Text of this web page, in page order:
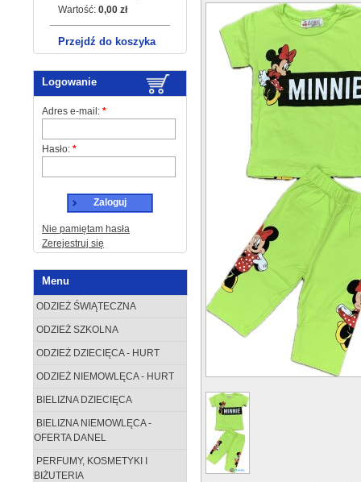
Wartość: 0,00 zł
Przejdź do koszyka
Logowanie
Adres e-mail: *
Hasło: *
Zaloguj
Nie pamiętam hasła
Zerejestruj się
Menu
ODZIEŻ ŚWIĄTECZNA
ODZIEŻ SZKOLNA
ODZIEŻ DZIECIĘCA - HURT
ODZIEŻ NIEMOWLĘCA - HURT
BIELIZNA DZIECIĘCA
BIELIZNA NIEMOWLĘCA -
OFERTA DANEL
PERFUMY, KOSMETYKI I
BIŻUTERIA